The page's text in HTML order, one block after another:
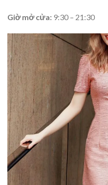
Giờ mở cửa: 9:30 – 21:30